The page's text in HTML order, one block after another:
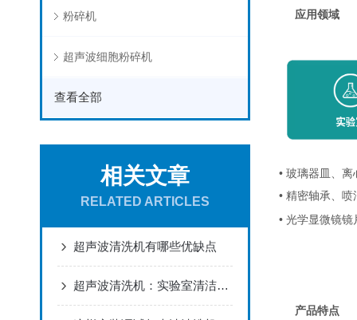
粉碎机
超声波细胞粉碎机
查看全部
相关文章
RELATED ARTICLES
超声波清洗机有哪些优缺点
超声波清洗机：实验室清洁好帮手
应用领域
• 玻璃器皿、
• 精密轴承、
• 光学显微镜
产品特点